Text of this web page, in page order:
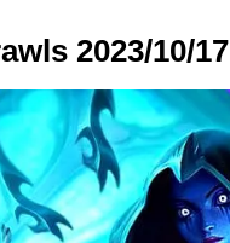
2023/10/17